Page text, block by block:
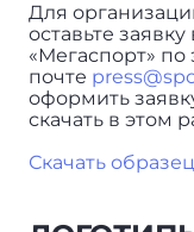
Для
оставьте
«Мегаспорт» по
почте
оформить
скачать в этом
Скачать